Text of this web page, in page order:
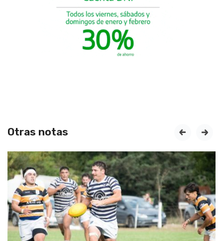
Otras notas prev next